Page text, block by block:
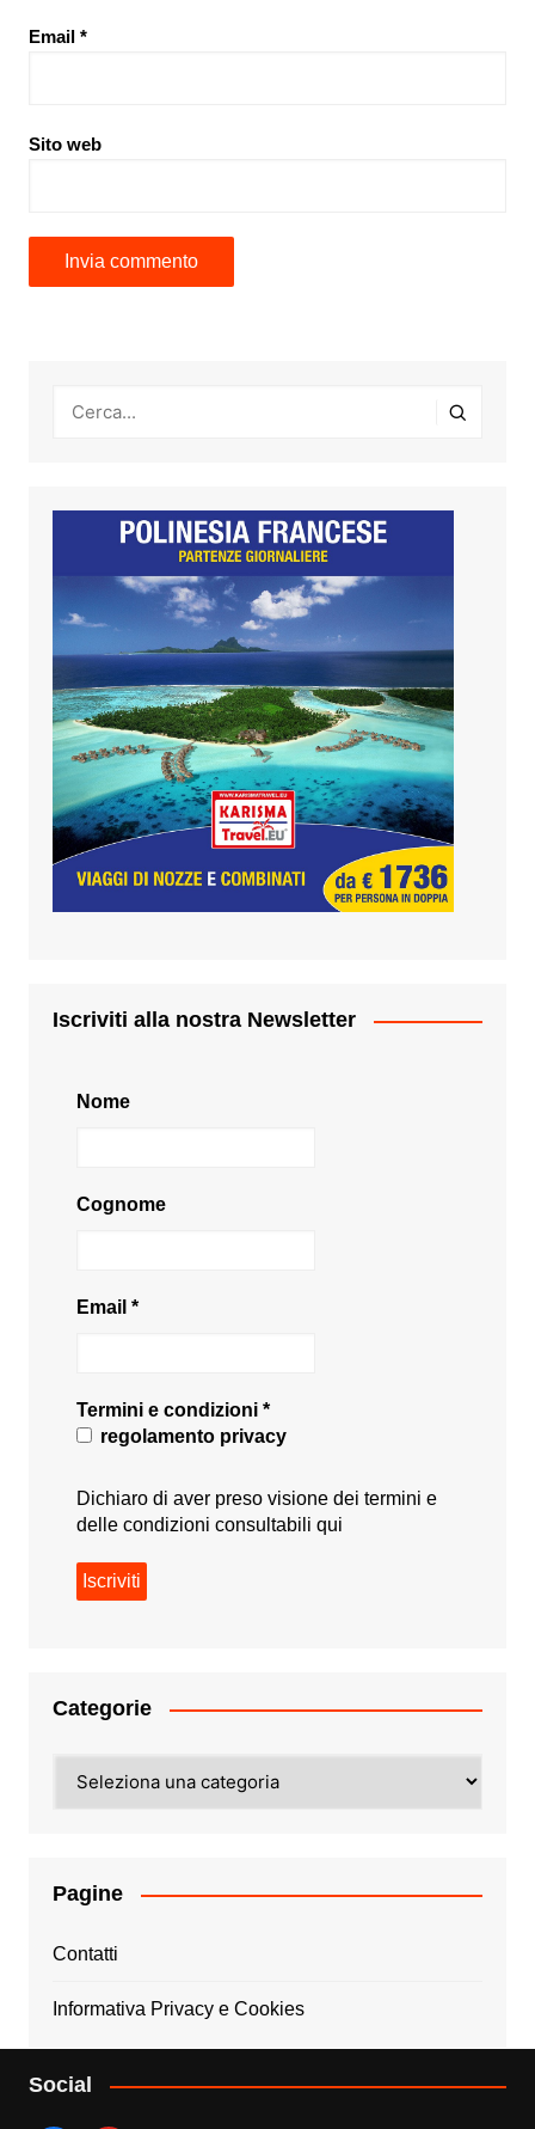
Email *
Sito web
Iscriviti alla nostra Newsletter
Nome
Cognome
Email *
Termini e condizioni *
regolamento privacy
Dichiaro di aver preso visione dei termini e
delle condizioni consultabili qui
Categorie
Pagine
Contatti
Informativa Privacy e Cookies
Social